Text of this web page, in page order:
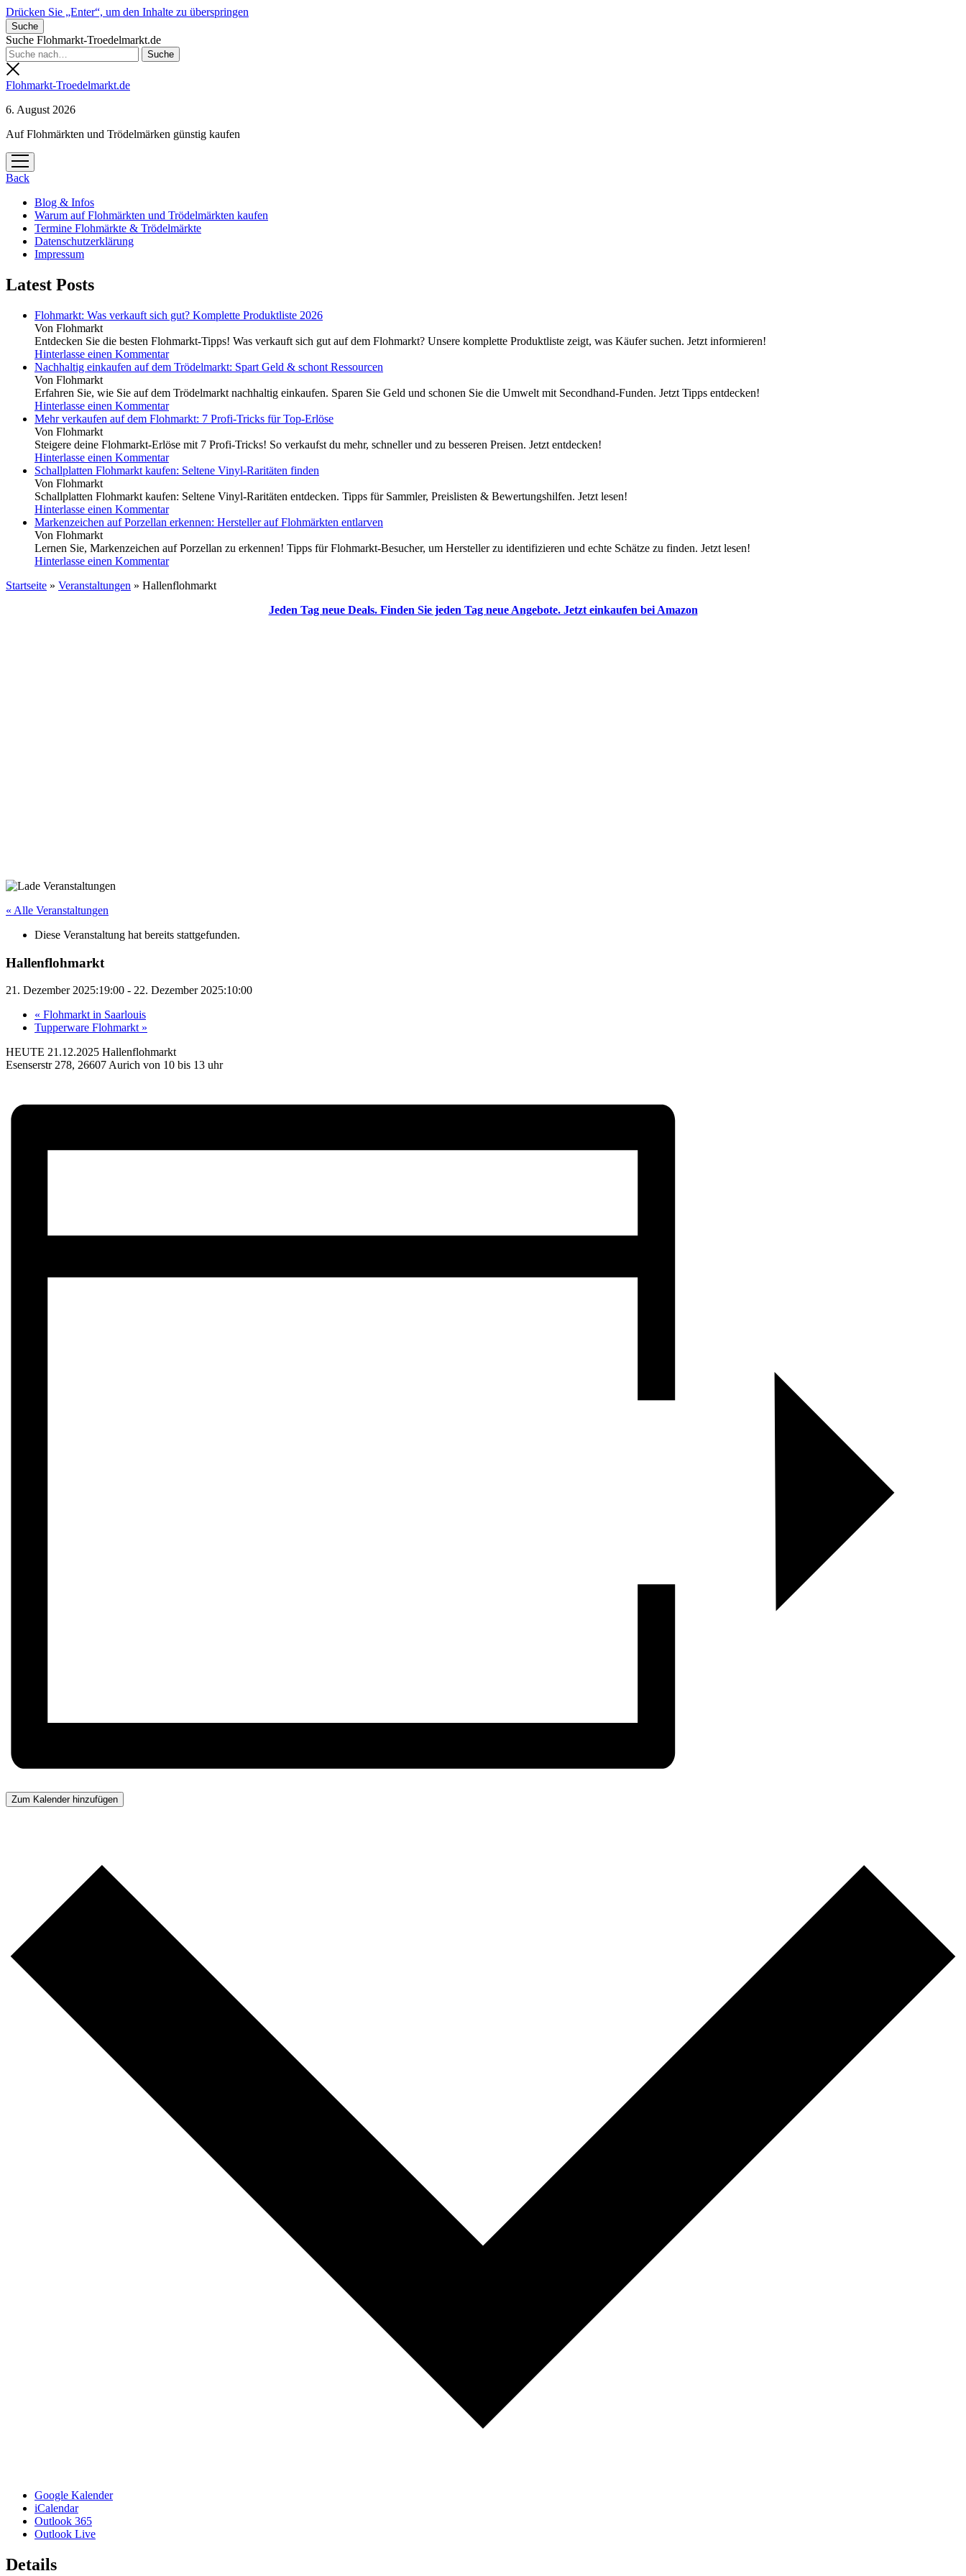
Drücken Sie „Enter“, um den Inhalte zu überspringen
Suche
Suche Flohmarkt-Troedelmarkt.de
Flohmarkt-Troedelmarkt.de
6. August 2026
Auf Flohmärkten und Trödelmärken günstig kaufen
Menü
öffnen
Back
Blog & Infos
Warum auf Flohmärkten und Trödelmärkten kaufen
Termine Flohmärkte & Trödelmärkte
Datenschutzerklärung
Impressum
Latest Posts
Flohmarkt: Was verkauft sich gut? Komplette Produktliste 2026
Von Flohmarkt
Entdecken Sie die besten Flohmarkt-Tipps! Was verkauft sich gut auf dem Flohmarkt? Unsere komplette Produktliste zeigt, was Käufer suchen. Jetzt informieren!
Hinterlasse einen Kommentar
Nachhaltig einkaufen auf dem Trödelmarkt: Spart Geld & schont Ressourcen
Von Flohmarkt
Erfahren Sie, wie Sie auf dem Trödelmarkt nachhaltig einkaufen. Sparen Sie Geld und schonen Sie die Umwelt mit Secondhand-Funden. Jetzt Tipps entdecken!
Hinterlasse einen Kommentar
Mehr verkaufen auf dem Flohmarkt: 7 Profi-Tricks für Top-Erlöse
Von Flohmarkt
Steigere deine Flohmarkt-Erlöse mit 7 Profi-Tricks! So verkaufst du mehr, schneller und zu besseren Preisen. Jetzt entdecken!
Hinterlasse einen Kommentar
Schallplatten Flohmarkt kaufen: Seltene Vinyl-Raritäten finden
Von Flohmarkt
Schallplatten Flohmarkt kaufen: Seltene Vinyl-Raritäten entdecken. Tipps für Sammler, Preislisten & Bewertungshilfen. Jetzt lesen!
Hinterlasse einen Kommentar
Markenzeichen auf Porzellan erkennen: Hersteller auf Flohmärkten entlarven
Von Flohmarkt
Lernen Sie, Markenzeichen auf Porzellan zu erkennen! Tipps für Flohmarkt-Besucher, um Hersteller zu identifizieren und echte Schätze zu finden. Jetzt lesen!
Hinterlasse einen Kommentar
Startseite » Veranstaltungen » Hallenflohmarkt
Jeden Tag neue Deals. Finden Sie jeden Tag neue Angebote. Jetzt einkaufen bei Amazon
« Alle Veranstaltungen
Diese Veranstaltung hat bereits stattgefunden.
Hallenflohmarkt
21. Dezember 2025:19:00 - 22. Dezember 2025:10:00
« Flohmarkt in Saarlouis
Tupperware Flohmarkt »
HEUTE 21.12.2025 Hallenflohmarkt
Esenserstr 278, 26607 Aurich von 10 bis 13 uhr
Zum Kalender hinzufügen
Google Kalender
iCalendar
Outlook 365
Outlook Live
Details